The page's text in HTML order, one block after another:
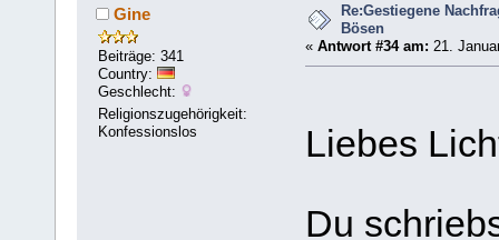
Gine
Beiträge: 341
Country:
Geschlecht:
Religionszugehörigkeit:
Konfessionslos
Re:Gestiegene
Bösen
« Antwort #34 am: 21.
Liebes
Du